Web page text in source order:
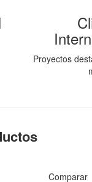
Proyectos
Comparar